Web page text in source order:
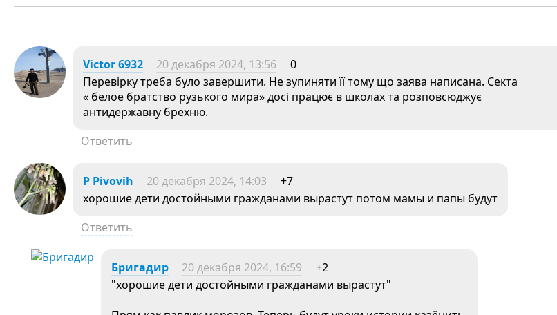
Victor 6932 20 декабря 2024, 13:56
0
Перевірку треба було завершити. Не зупиняти її тому що заява написана. Секта
« белое братство рузького мира» досі працює в школах та розповсюджує
антидержавну брехню.
Ответить
P Pivovih 20 декабря 2024, 14:03
+7
хорошие дети достойными гражданами вырастут потом мамы и папы будут
Ответить
Бригадир 20 декабря 2024, 16:59
+2
"хорошие дети достойными гражданами вырастут"